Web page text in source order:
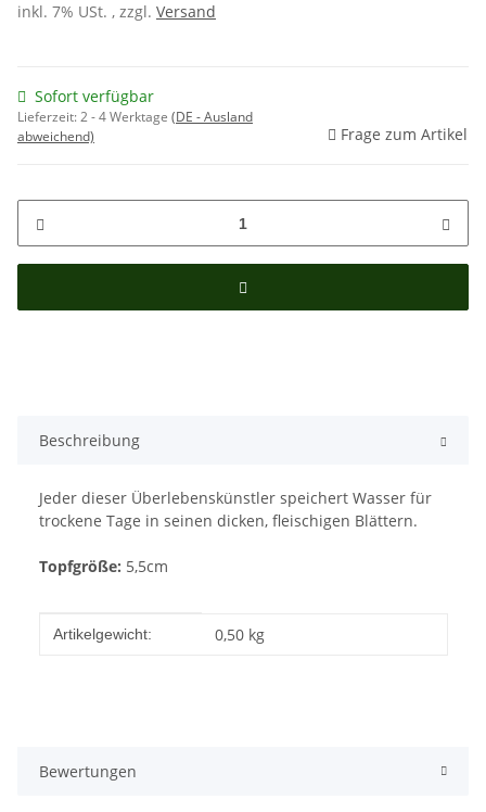
inkl. 7% USt. , zzgl. Versand
Sofort verfügbar
Lieferzeit:2 - 4 Werktage (DE - Ausland
abweichend)
Frage zum Artikel
Beschreibung
Jeder dieser Überlebenskünstler speichert Wasser für
trockene Tage in seinen dicken, fleischigen Blättern.
Topfgröße: 5,5cm
Produkteigenschaft
Wert
Artikelgewicht: 0,50 kg
Bewertungen